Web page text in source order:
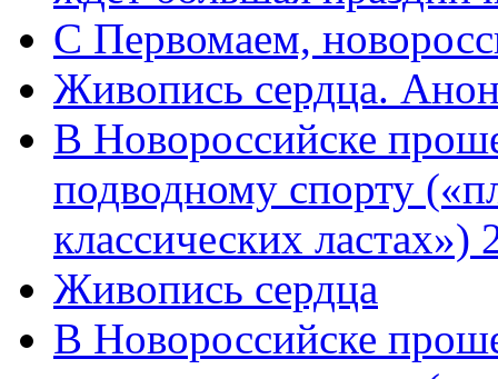
C Первомаем,
Живопись сердца.
В Новороссийске
подводному спорту
классических
Живопись сердца
В Новороссийске